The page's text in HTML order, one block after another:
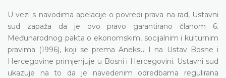
U vezi s navodima apelacije o povredi prava na rad, Ustavni
sud zapaža da je ovo pravo garantirano članom 6.
Međunarodnog pakta o ekonomskim, socijalnim i kulturnim
pravima (1996), koji se prema Aneksu I na Ustav Bosne i
Hercegovine primjenjuje u Bosni i Hercegovini. Ustavni sud
ukazuje na to da je navedenim odredbama regulirana